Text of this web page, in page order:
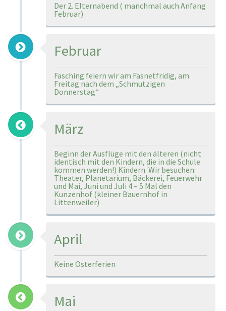
Der 2. Elternabend ( manchmal auch Anfang
Februar)
Februar
Fasching feiern wir am Fasnetfridig, am
Freitag nach dem „Schmutzigen
Donnerstag“
März
Beginn der Ausflüge mit den älteren (nicht
identisch mit den Kindern, die in die Schule
kommen werden!) Kindern. Wir besuchen:
Theater, Planetarium, Bäckerei, Feuerwehr
und Mai, Juni und Juli 4 – 5 Mal den
Kunzenhof (kleiner Bauernhof in
Littenweiler)
April
Keine Osterferien
Mai